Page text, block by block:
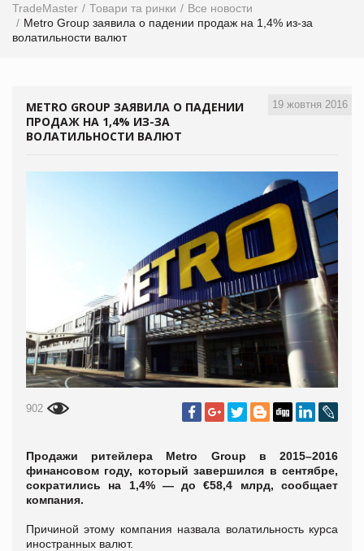
TradeMaster Товари та ринки
Все новости
Metro Group заявила о падении продаж на 1,4% из-за
волатильности валют
19 жовтня 2016
METRO GROUP ЗАЯВИЛА О ПАДЕНИИ
ПРОДАЖ НА 1,4% ИЗ-ЗА
ВОЛАТИЛЬНОСТИ ВАЛЮТ
902
Продажи ритейлера Metro Group в 2015–2016
финансовом году, который завершился в сентябре,
сократились на 1,4% — до €58,4 млрд, сообщает
компания.
Причиной этому компания назвала волатильность курса
иностранных валют.